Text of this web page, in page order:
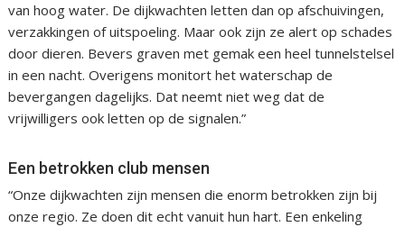
van hoog water. De dijkwachten letten dan op afschuivingen,
verzakkingen of uitspoeling. Maar ook zijn ze alert op schades
door dieren. Bevers graven met gemak een heel tunnelstelsel
in een nacht. Overigens monitort het waterschap de
bevergangen dagelijks. Dat neemt niet weg dat de
vrijwilligers ook letten op de signalen.”
Een betrokken club mensen
“Onze dijkwachten zijn mensen die enorm betrokken zijn bij
onze regio. Ze doen dit echt vanuit hun hart. Een enkeling